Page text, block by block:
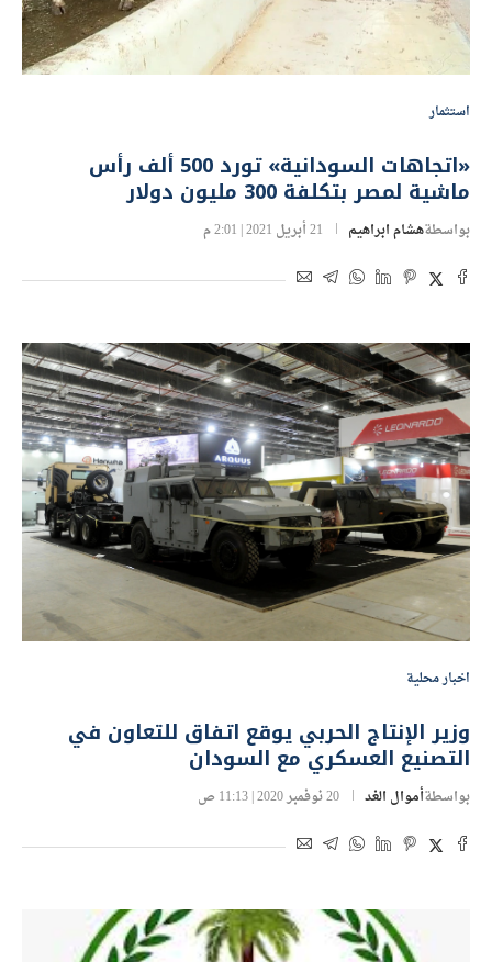
استثمار
«اتجاهات السودانية» تورد 500 ألف رأس
ماشية لمصر بتكلفة 300 مليون دولار
بواسطةهشام ابراهيم 21 أبريل 2021 | 2:01 م
اخبار محلية
وزير الإنتاج الحربي يوقع اتفاق للتعاون في
التصنيع العسكري مع السودان
بواسطةأموال الغد 20 نوفمبر 2020 | 11:13 ص